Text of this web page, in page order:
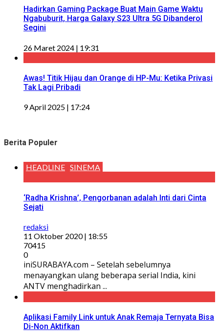
Hadirkan Gaming Package Buat Main Game Waktu
Ngabuburit, Harga Galaxy S23 Ultra 5G Dibanderol
Segini
26 Maret 2024 | 19:31
Awas! Titik Hijau dan Orange di HP-Mu: Ketika Privasi
Tak Lagi Pribadi
9 April 2025 | 17:24
Berita Populer
HEADLINE SINEMA
‘Radha Krishna’, Pengorbanan adalah Inti dari Cinta
Sejati
redaksi
11 Oktober 2020 | 18:55
70415
0
iniSURABAYA.com – Setelah sebelumnya
menayangkan ulang beberapa serial India, kini
ANTV menghadirkan ...
Aplikasi Family Link untuk Anak Remaja Ternyata Bisa
Di-Non Aktifkan